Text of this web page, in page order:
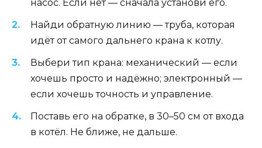
насос. Если нет — сначала установи его.
Найди обратную линию — труба, которая
идёт от самого дальнего крана к котлу.
Выбери тип крана: механический — если
хочешь просто и надёжно; электронный —
если хочешь точность и управление.
Поставь его на обратке, в 30–50 см от входа
в котёл. Не ближе, не дальше.